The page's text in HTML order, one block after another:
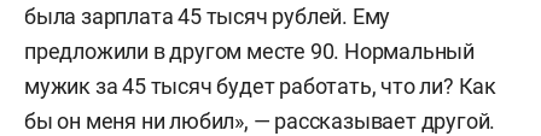
была зарплата 45 тысяч рублей. Ему
предложили в другом месте 90. Нормальный
мужик за 45 тысяч будет работать, что ли? Как
бы он меня ни любил», — рассказывает другой.